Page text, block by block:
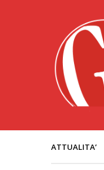
ATTUALITA’